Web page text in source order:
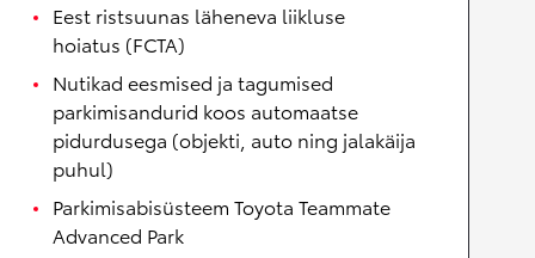
Eest ristsuunas läheneva liikluse
hoiatus (FCTA)
Nutikad eesmised ja tagumised
parkimisandurid koos automaatse
pidurdusega (objekti, auto ning jalakäija
puhul)
Parkimisabisüsteem Toyota Teammate
Advanced Park